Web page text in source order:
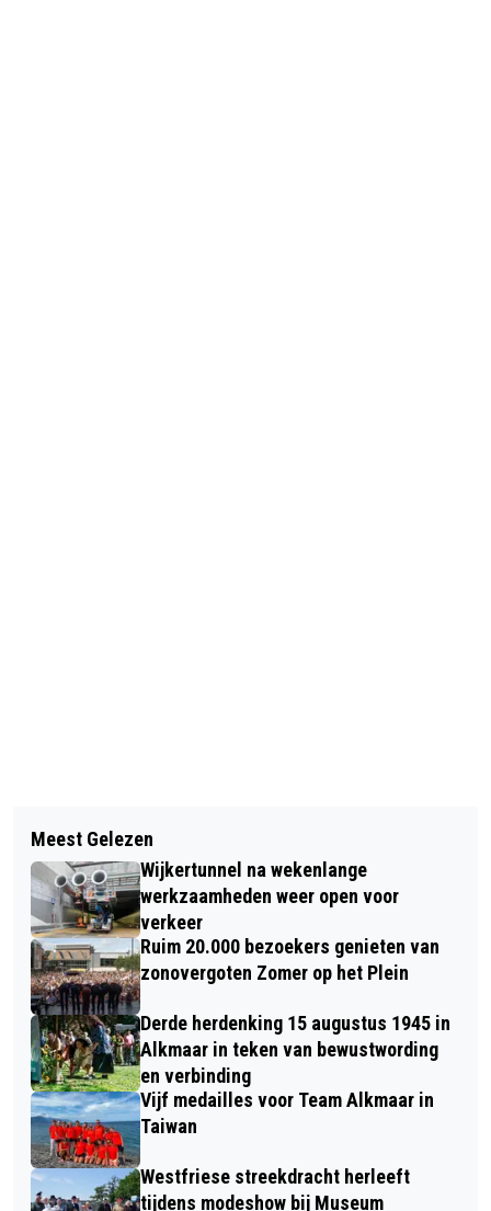
WONINGBRAND DOOR DROGER IN
BERGEN
ROB DE NIJS OP 82-JARIGE LEEFTIJD
OVERLEDEN
Meest Gelezen
Wijkertunnel na wekenlange
werkzaamheden weer open voor
verkeer
Ruim 20.000 bezoekers genieten van
zonovergoten Zomer op het Plein
Derde herdenking 15 augustus 1945 in
Alkmaar in teken van bewustwording
en verbinding
Vijf medailles voor Team Alkmaar in
Taiwan
Westfriese streekdracht herleeft
tijdens modeshow bij Museum